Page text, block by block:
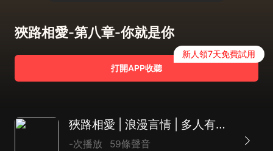
狹路相愛-第八章-你就是你
打開APP收聽
新人領7天免費試用
狹路相愛 | 浪漫言情 | 多人有聲劇 | 現代都市 | 虐戀
-次播放 59條聲音